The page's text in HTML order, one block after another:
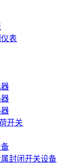
表
开关
封闭开关设备